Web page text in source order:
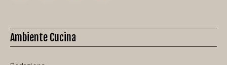
Ambiente Cucina